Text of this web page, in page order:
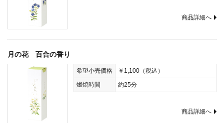
商品詳細へ
月の花 百合の香り
希望小売価格
￥1,100（税込）
燃焼時間
約25分
商品詳細へ